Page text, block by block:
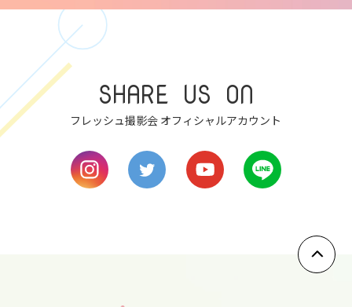
7
mon
tue
wed
SHARE US ON
フレッシュ撮影会 オフィシャルアカウント